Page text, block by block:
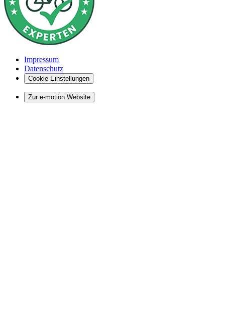
Impressum
Datenschutz
Cookie-Einstellungen
Zur e-motion Website